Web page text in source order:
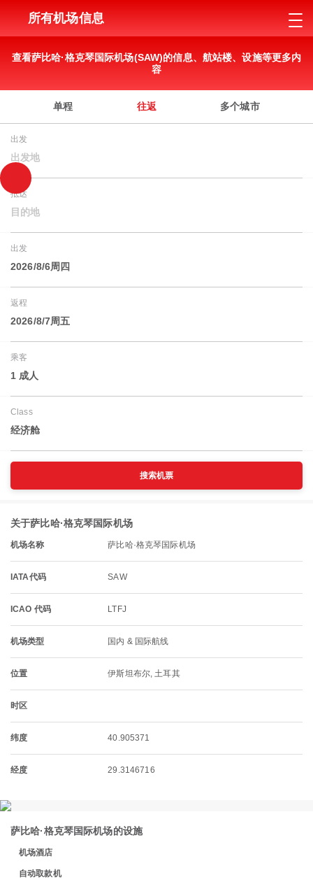
所有机场信息
查看萨比哈·格克琴国际机场(SAW)的信息、航站楼、设施等更多内
容
单程 往返 多个城市
出发
出发地
抵达
目的地
出发
2026/8/6周四
返程
2026/8/7周五
乘客
1 成人
Class
经济舱
搜索机票
关于萨比哈·格克琴国际机场
机场名称 萨比哈·格克琴国际机场
IATA代码 SAW
ICAO 代码 LTFJ
机场类型 国内 & 国际航线
位置 伊斯坦布尔, 土耳其
时区
纬度 40.905371
经度 29.3146716
萨比哈·格克琴国际机场的设施
机场酒店
自动取款机